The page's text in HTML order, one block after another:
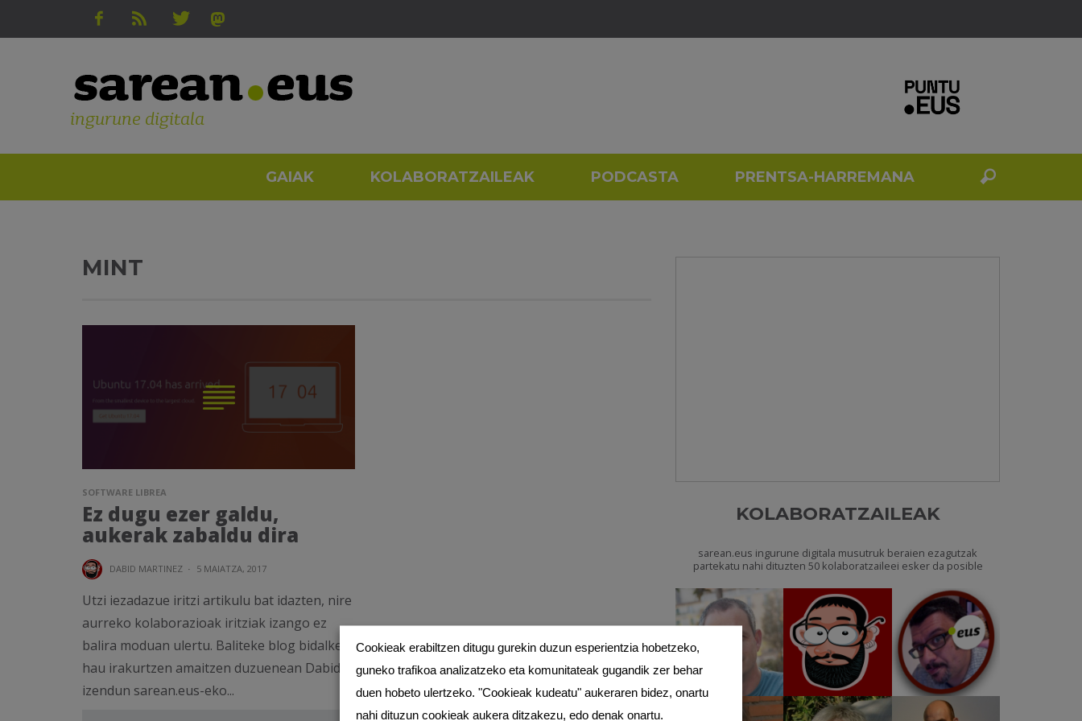
ingurune digitala
GAIAK KOLABORATZAILEAK PODCASTA PRENTSA-HARREMANA
MINT
SOFTWARE LIBREA
Ez dugu ezer galdu,
aukerak zabaldu dira
DABID MARTINEZ · 5 MAIATZA, 2017
Utzi iezadazue iritzi artikulu bat idazten, nire
aurreko kolaborazioak iritziak izango ez
balira moduan ulertu. Baliteke blog bidalketa
hau irakurtzen amaitzen duzuenean Dabid
izendun sarean.eus-eko...
KOLABORATZAILEAK
sarean.eus ingurune digitala musutruk beraien ezagutzak
partekatu nahi dituzten 50 kolaboratzaileei esker da posible
Cookieak erabiltzen ditugu gurekin duzun esperientzia hobetzeko,
guneko trafikoa analizatzeko eta komunitateak gugandik zer behar
duen hobeto ulertzeko. "Cookieak kudeatu" aukeraren bidez, onartu
nahi dituzun cookieak aukera ditzakezu, edo denak onartu.